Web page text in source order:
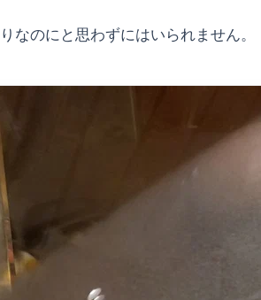
なのにと思わずにはいられません。